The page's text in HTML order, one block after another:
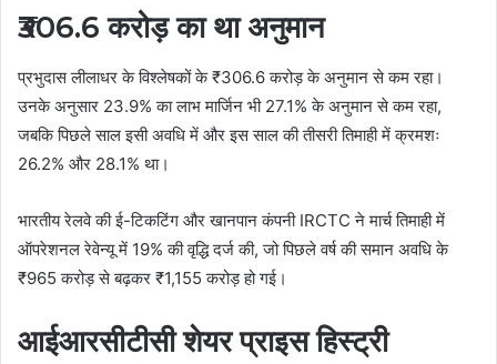
₹306.6 करोड़ का था अनुमान
प्रभुदास लीलाधर के विश्लेषकों के ₹306.6 करोड़ के अनुमान से कम रहा।
उनके अनुसार 23.9% का लाभ मार्जिन भी 27.1% के अनुमान से कम रहा,
जबकि पिछले साल इसी अवधि में और इस साल की तीसरी तिमाही में क्रमशः
26.2% और 28.1% था।
भारतीय रेलवे की ई-टिकटिंग और खानपान कंपनी IRCTC ने मार्च तिमाही में
ऑपरेशनल रेवेन्यू में 19% की वृद्धि दर्ज की, जो पिछले वर्ष की समान अवधि के
₹965 करोड़ से बढ़कर ₹1,155 करोड़ हो गई।
आईआरसीटीसी शेयर प्राइस हिस्ट्री